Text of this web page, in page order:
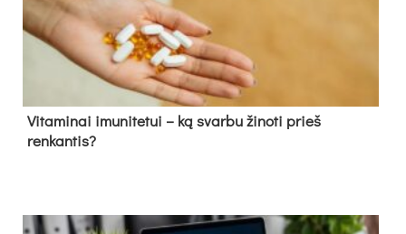
Vitaminai imunitetui – ką svarbu žinoti prieš
renkantis?